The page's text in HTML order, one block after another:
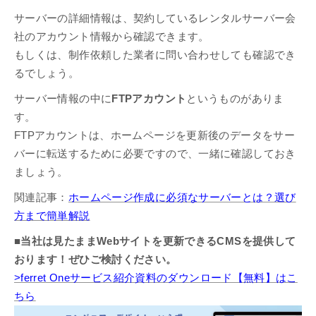
サーバーの詳細情報は、契約しているレンタルサーバー会
社のアカウント情報から確認できます。
もしくは、制作依頼した業者に問い合わせしても確認でき
るでしょう。
サーバー情報の中に FTPアカウント というものがありま
す。
FTPアカウントは、ホームページを更新後のデータをサー
バーに転送するために必要ですので、一緒に確認しておき
ましょう。
関連記事： ホームページ作成に必須なサーバーとは？選び
方まで簡単解説
■当社は見たままWebサイトを更新できるCMSを提供して
おります！ぜひご検討ください。
>ferret Oneサービス紹介資料のダウンロード【無料】はこ
ちら